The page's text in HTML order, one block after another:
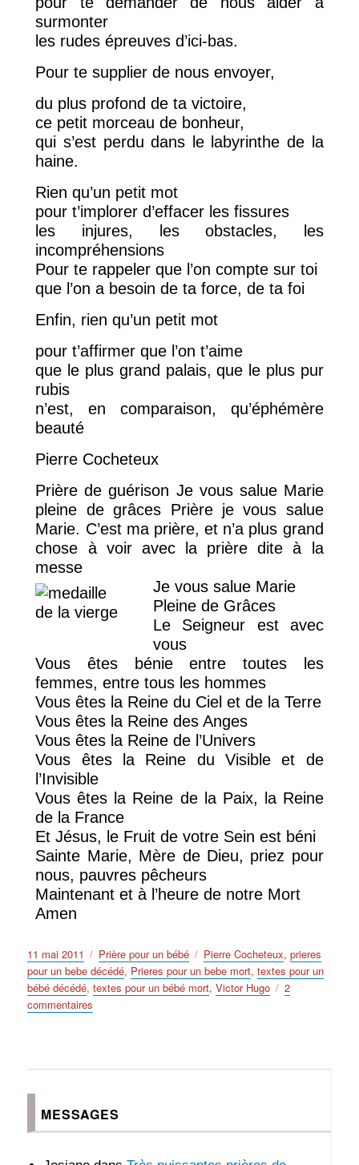
surmonter
les rudes épreuves d’ici-bas.
Pour te supplier de nous envoyer,
du plus profond de ta victoire,
ce petit morceau de bonheur,
qui s’est perdu dans le labyrinthe de la
haine.
Rien qu’un petit mot
pour t’implorer d’effacer les fissures
les injures, les obstacles, les
incompréhensions
Pour te rappeler que l’on compte sur toi
que l’on a besoin de ta force, de ta foi
Enfin, rien qu’un petit mot
pour t’affirmer que l’on t’aime
que le plus grand palais, que le plus pur
rubis
n’est, en comparaison, qu’éphémère
beauté
Pierre Cocheteux
Prière de guérison Je vous salue Marie
pleine de grâces Prière je vous salue
Marie. C’est ma prière, et n’a plus grand
chose à voir avec la prière dite à la
messe
Je vous salue Marie
Pleine de Grâces
Le Seigneur est avec
vous
Vous êtes bénie entre toutes les
femmes, entre tous les hommes
Vous êtes la Reine du Ciel et de la Terre
Vous êtes la Reine des Anges
Vous êtes la Reine de l’Univers
Vous êtes la Reine du Visible et de
l’Invisible
Vous êtes la Reine de la Paix, la Reine
de la France
Et Jésus, le Fruit de votre Sein est béni
Sainte Marie, Mère de Dieu, priez pour
nous, pauvres pêcheurs
Maintenant et à l’heure de notre Mort
Amen
Publié
le
11 mai 2011 Catégories
Prière pour un bébé Étiquettes
Pierre Cocheteux,prieres
pour un bebe décédé, Prieres pour un bebe mort,textes pour un
bébé décédé,textes pour un bébé mort,Victor Hugo
2
commentaires
bebe
pour
un
MESSAGES